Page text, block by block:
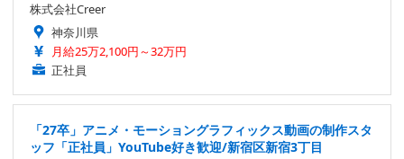
株式会社Creer
神奈川県
月給25万2,100円～32万円
正社員
「27卒」アニメ・モーショングラフィックス動画の制作スタ
ッフ「正社員」YouTube好き歓迎/新宿区新宿3丁目